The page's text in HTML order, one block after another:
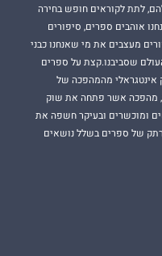
לתת לקוראים חופש בחירה
אוהבים ספרים, סיפורים
מעצבים את מי שאנחנו כבני
שסביבנו.קצת על ספרים
אינטגראלי מהמהפכה של
מהפכה אשר פתחה את שוק
ומוכשרים ובעיקר חשפה את
של ספרים בשלל נושאים